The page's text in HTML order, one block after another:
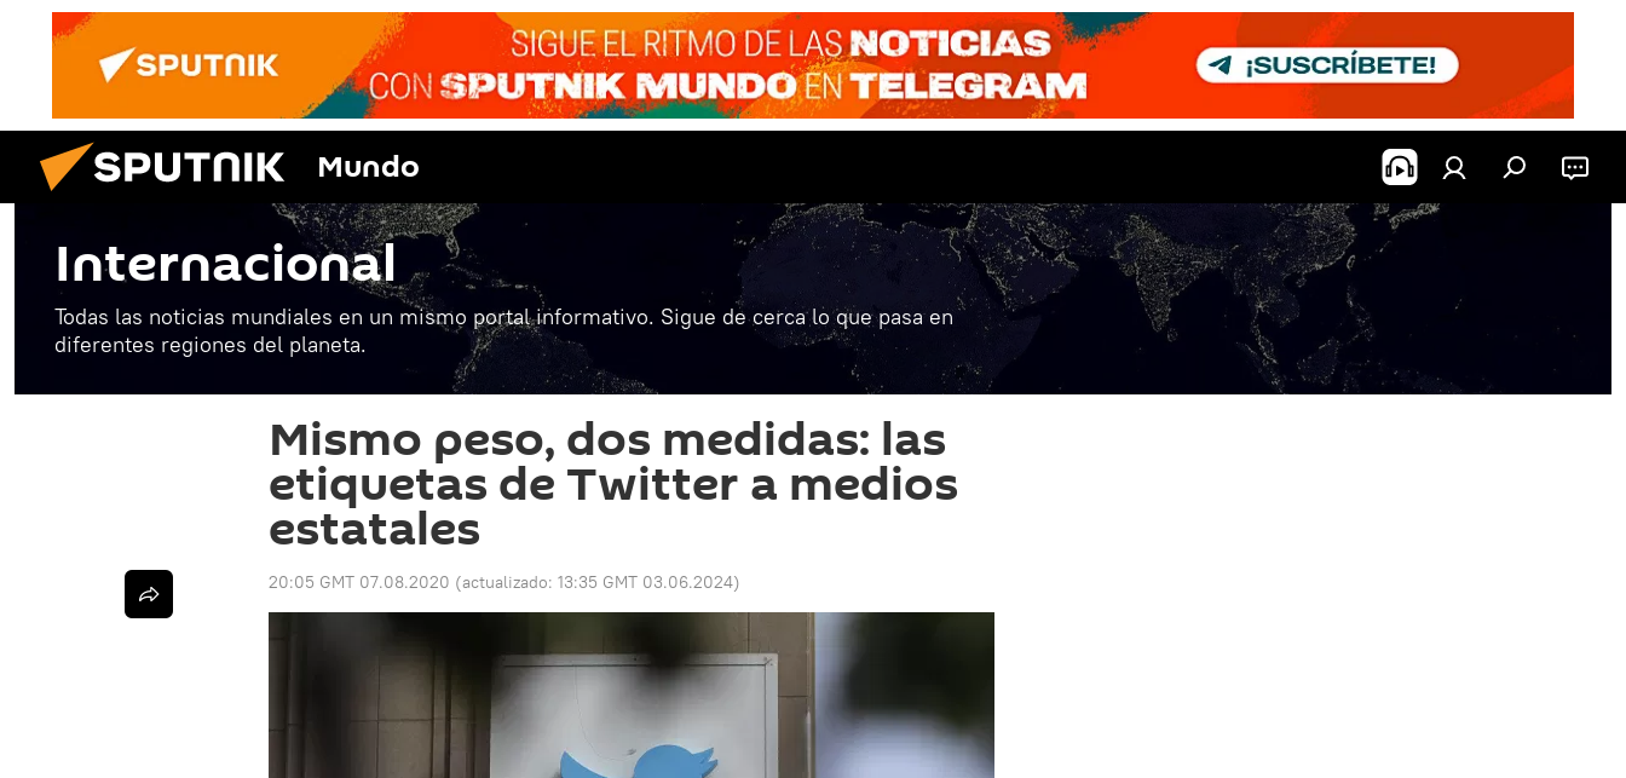
Mundo
Internacional
Todas las noticias mundiales en un mismo portal informativo. Sigue de cerca lo que pasa en
diferentes regiones del planeta.
Mismo peso, dos medidas: las
etiquetas de Twitter a medios
estatales
20:05 GMT 07.08.2020 (actualizado: 13:35 GMT 03.06.2024)